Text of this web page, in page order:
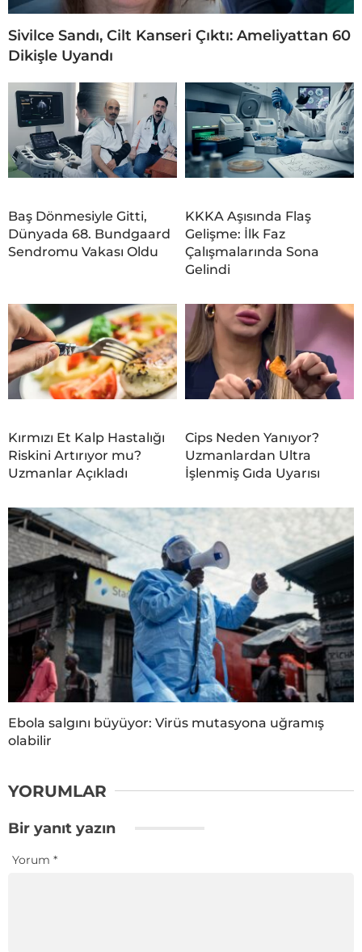
Sivilce Sandı, Cilt Kanseri Çıktı: Ameliyattan 60
Dikişle Uyandı
Baş Dönmesiyle Gitti,
Dünyada 68. Bundgaard
Sendromu Vakası Oldu
KKKA Aşısında Flaş
Gelişme: İlk Faz
Çalışmalarında Sona
Gelindi
Kırmızı Et Kalp Hastalığı
Riskini Artırıyor mu?
Uzmanlar Açıkladı
Cips Neden Yanıyor?
Uzmanlardan Ultra
İşlenmiş Gıda Uyarısı
Ebola salgını büyüyor: Virüs mutasyona uğramış
olabilir
YORUMLAR
Bir yanıt yazın
Yorum *